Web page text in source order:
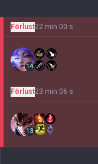
Förlust22 min 00 s
14
Förlust23 min 06 s
13